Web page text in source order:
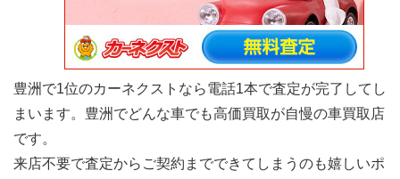
豊洲で1位のカーネクストなら電話1本で査定が完了してし
まいます。豊洲でどんな車でも高価買取が自慢の車買取店
です。
来店不要で査定からご契約までできてしまうのも嬉しいポ